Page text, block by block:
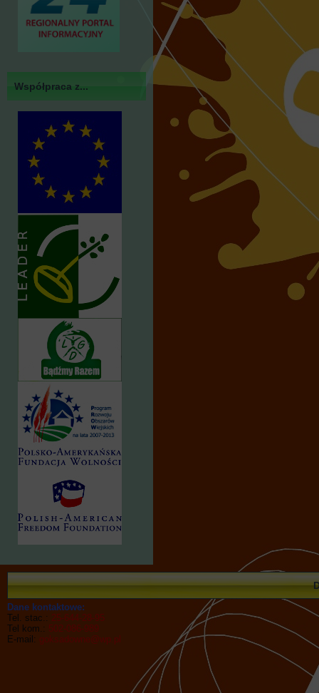
Współpraca z...
Dane kontaktowe:
Tel. stac.: 25-644-28-95
Tel kom.: 502-086-989
E-mail: goksadowne@wp.pl